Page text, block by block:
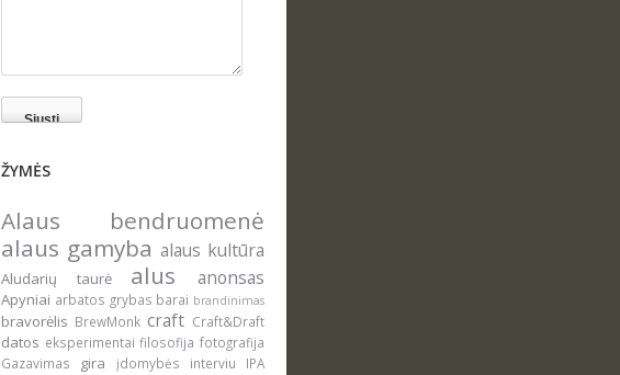
ŽYMĖS
Alaus bendruomenė
alaus gamyba alaus kultūra
Aludarių taurė alusanonsas
Apyniai arbatos grybas barai brandinimas
bravorėlis BrewMonk craft Craft&Draft
datos eksperimentaifilosofijafotografija
Gazavimas
gira įdomybės interviu IPA